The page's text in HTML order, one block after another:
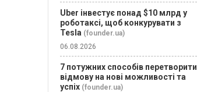
Uber інвестує понад $10 млрд у
роботаксі, щоб конкурувати з
Tesla (founder.ua)
06.08.2026
7 потужних способів перетворити
відмову на нові можливості та
успіх (founder.ua)